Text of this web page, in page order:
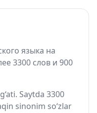
языка на
3300 слов и 900
Saytda 3300
sinonim so‘zlar